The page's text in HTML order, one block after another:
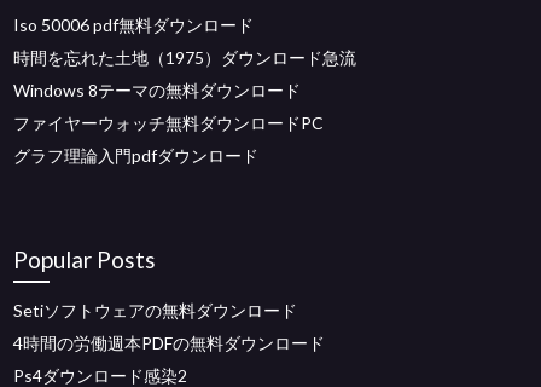
Iso 50006 pdf無料ダウンロード
時間を忘れた土地（1975）ダウンロード急流
Windows 8テーマの無料ダウンロード
ファイヤーウォッチ無料ダウンロードPC
グラフ理論入門pdfダウンロード
Popular Posts
Setiソフトウェアの無料ダウンロード
4時間の労働週本PDFの無料ダウンロード
Ps4ダウンロード感染2